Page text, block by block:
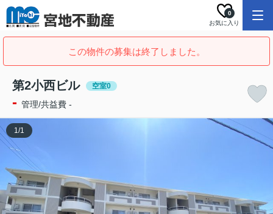
お気に入り
0
この物件の募集は終了しました。
第2小西ビル 空室0
- 管理/共益費 -
1/1